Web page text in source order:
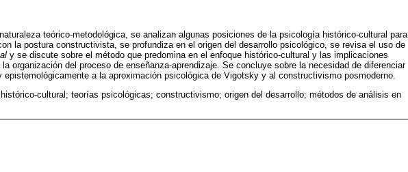
teórico-metodológica, se analizan algunas posiciones de la psicología histórico-cultural para
la postura constructivista, se profundiza en el origen del desarrollo psicológico, se revisa el uso de
y se discute sobre el método que predomina en el enfoque histórico-cultural y las implicaciones
organización del proceso de enseñanza-aprendizaje. Se concluye sobre la necesidad de diferenciar
epistemológicamente a la aproximación psicológica de Vigotsky y al constructivismo posmoderno.
cultural; teorías psicológicas; constructivismo; origen del desarrollo; métodos de análisis en